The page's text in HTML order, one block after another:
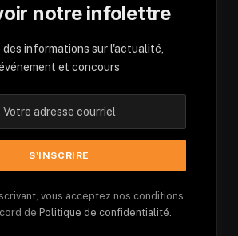
notre infolettre
des informations sur l'actualité,
et concours
vous acceptez nos conditions
de Politique de confidentialité.